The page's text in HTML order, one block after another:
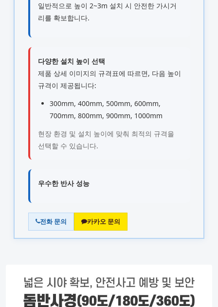
일반적으로 높이 2~3m 설치 시 안전한 가시거
리를 확보합니다.
다양한 설치 높이 선택
제품 상세 이미지의 규격표에 따르면, 다음 높이
규격이 제공됩니다:
300mm, 400mm, 500mm, 600mm,
700mm, 800mm, 900mm, 1000mm
현장 환경 및 설치 높이에 맞춰 최적의 규격을
선택할 수 있습니다.
우수한 반사 성능
전화 문의 카카오 문의